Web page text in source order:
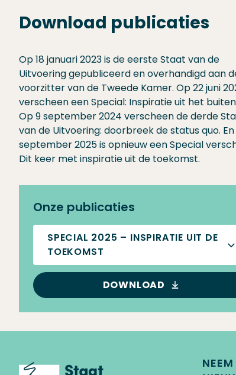
Download publicaties
Op 18 januari 2023 is de eerste Staat van de
Uitvoering gepubliceerd en overhandigd aan
voorzitter van de Tweede Kamer. Op 22 juni
verscheen een Special: Inspiratie uit het
Op 9 september 2024 verscheen de derde
van de Uitvoering: doorbreek de status quo.
september 2025 is opnieuw een Special
Dit keer met inspiratie uit de toekomst.
Onze publicaties
SPECIAL 2025 – INSPIRATIE UIT DE
TOEKOMST
DOWNLOAD